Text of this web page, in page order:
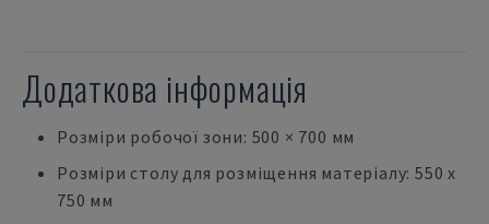
Додаткова інформація
Розміри робочої зони: 500 × 700 мм
Розміри столу для розміщення матеріалу: 550 x
750 мм